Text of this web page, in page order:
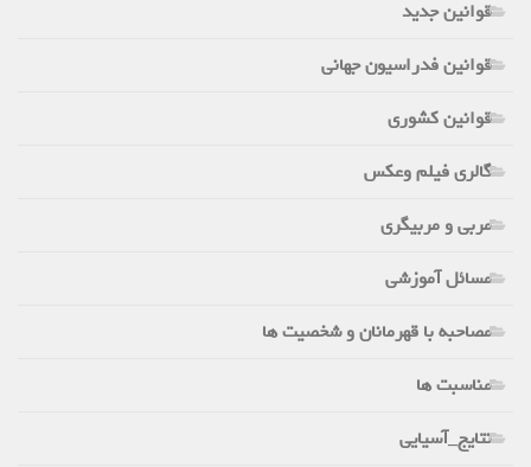
قوانین جدید
قوانین فدراسیون جهانی
قوانین کشوری
گالری فیلم وعکس
مربی و مربیگری
مسائل آموزشی
مصاحبه با قهرمانان و شخصیت ها
مناسبت ها
نتایج_آسیایی